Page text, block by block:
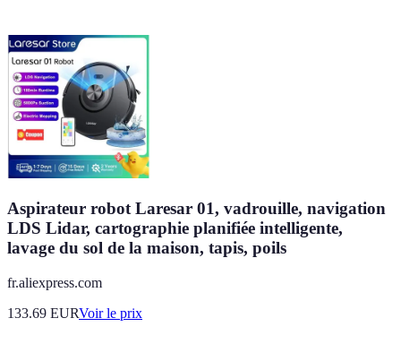
Aspirateur robot Laresar 01, vadrouille, navigation
LDS Lidar, cartographie planifiée intelligente,
lavage du sol de la maison, tapis, poils
fr.aliexpress.com
133.69 EURVoir le prix